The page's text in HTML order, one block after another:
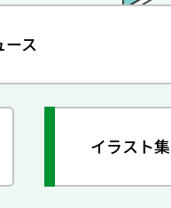
ース
イラスト集